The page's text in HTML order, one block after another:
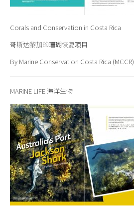
Corals and Conservation in Costa Rica
哥斯达黎加的珊瑚恢复项目
By Marine Conservation Costa Rica (MCCR)
MARINE LIFE 海洋生物